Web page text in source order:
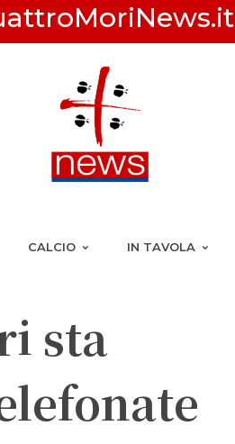
CALCIO IN TAVOLA
sta